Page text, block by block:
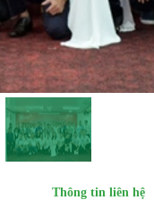
Thông tin liên hệ